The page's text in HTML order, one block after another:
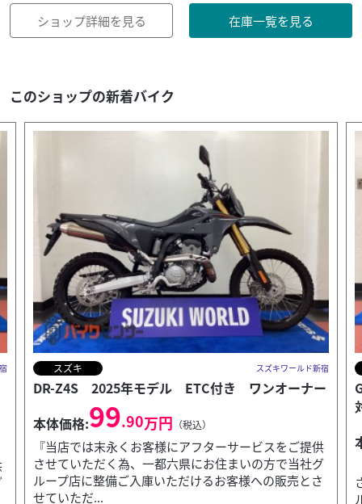
ショップ詳細を見る 在庫一覧を見る
このショップの新着バイク
スズキ スズキワールド新宿
GSX-S1000 2026年モデル ★決算キャンペーン
本体価格:152.90万円（税込）
『当店では末永くお客様にアフターサービスをご提供
させていただく為、一都六県にお住まいの方で当社グ
ループ店に整備ご入庫いただけるお客様への販売とさ